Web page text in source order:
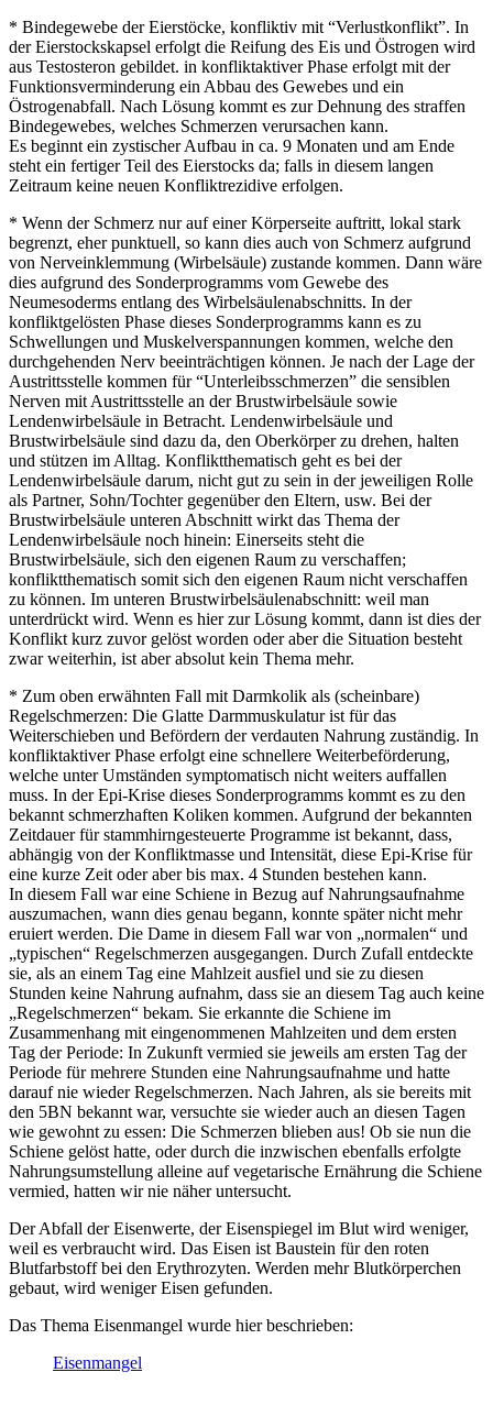
* Bindegewebe der Eierstöcke, konfliktiv mit “Verlustkonflikt”. In
der Eierstockskapsel erfolgt die Reifung des Eis und Östrogen wird
aus Testosteron gebildet. in konfliktaktiver Phase erfolgt mit der
Funktionsverminderung ein Abbau des Gewebes und ein
Östrogenabfall. Nach Lösung kommt es zur Dehnung des straffen
Bindegewebes, welches Schmerzen verursachen kann.
Es beginnt ein zystischer Aufbau in ca. 9 Monaten und am Ende
steht ein fertiger Teil des Eierstocks da; falls in diesem langen
Zeitraum keine neuen Konfliktrezidive erfolgen.
* Wenn der Schmerz nur auf einer Körperseite auftritt, lokal stark
begrenzt, eher punktuell, so kann dies auch von Schmerz aufgrund
von Nerveinklemmung (Wirbelsäule) zustande kommen. Dann wäre
dies aufgrund des Sonderprogramms vom Gewebe des
Neumesoderms entlang des Wirbelsäulenabschnitts. In der
konfliktgelösten Phase dieses Sonderprogramms kann es zu
Schwellungen und Muskelverspannungen kommen, welche den
durchgehenden Nerv beeinträchtigen können. Je nach der Lage der
Austrittsstelle kommen für “Unterleibsschmerzen” die sensiblen
Nerven mit Austrittsstelle an der Brustwirbelsäule sowie
Lendenwirbelsäule in Betracht. Lendenwirbelsäule und
Brustwirbelsäule sind dazu da, den Oberkörper zu drehen, halten
und stützen im Alltag. Konfliktthematisch geht es bei der
Lendenwirbelsäule darum, nicht gut zu sein in der jeweiligen Rolle
als Partner, Sohn/Tochter gegenüber den Eltern, usw. Bei der
Brustwirbelsäule unteren Abschnitt wirkt das Thema der
Lendenwirbelsäule noch hinein: Einerseits steht die
Brustwirbelsäule, sich den eigenen Raum zu verschaffen;
konfliktthematisch somit sich den eigenen Raum nicht verschaffen
zu können. Im unteren Brustwirbelsäulenabschnitt: weil man
unterdrückt wird. Wenn es hier zur Lösung kommt, dann ist dies der
Konflikt kurz zuvor gelöst worden oder aber die Situation besteht
zwar weiterhin, ist aber absolut kein Thema mehr.
* Zum oben erwähnten Fall mit Darmkolik als (scheinbare)
Regelschmerzen: Die Glatte Darmmuskulatur ist für das
Weiterschieben und Befördern der verdauten Nahrung zuständig. In
konfliktaktiver Phase erfolgt eine schnellere Weiterbeförderung,
welche unter Umständen symptomatisch nicht weiters auffallen
muss. In der Epi-Krise dieses Sonderprogramms kommt es zu den
bekannt schmerzhaften Koliken kommen. Aufgrund der bekannten
Zeitdauer für stammhirngesteuerte Programme ist bekannt, dass,
abhängig von der Konfliktmasse und Intensität, diese Epi-Krise für
eine kurze Zeit oder aber bis max. 4 Stunden bestehen kann.
In diesem Fall war eine Schiene in Bezug auf Nahrungsaufnahme
auszumachen, wann dies genau begann, konnte später nicht mehr
eruiert werden. Die Dame in diesem Fall war von „normalen“ und
„typischen“ Regelschmerzen ausgegangen. Durch Zufall entdeckte
sie, als an einem Tag eine Mahlzeit ausfiel und sie zu diesen
Stunden keine Nahrung aufnahm, dass sie an diesem Tag auch keine
„Regelschmerzen“ bekam. Sie erkannte die Schiene im
Zusammenhang mit eingenommenen Mahlzeiten und dem ersten
Tag der Periode: In Zukunft vermied sie jeweils am ersten Tag der
Periode für mehrere Stunden eine Nahrungsaufnahme und hatte
darauf nie wieder Regelschmerzen. Nach Jahren, als sie bereits mit
den 5BN bekannt war, versuchte sie wieder auch an diesen Tagen
wie gewohnt zu essen: Die Schmerzen blieben aus! Ob sie nun die
Schiene gelöst hatte, oder durch die inzwischen ebenfalls erfolgte
Nahrungsumstellung alleine auf vegetarische Ernährung die Schiene
vermied, hatten wir nie näher untersucht.
Der Abfall der Eisenwerte, der Eisenspiegel im Blut wird weniger,
weil es verbraucht wird. Das Eisen ist Baustein für den roten
Blutfarbstoff bei den Erythrozyten. Werden mehr Blutkörperchen
gebaut, wird weniger Eisen gefunden.
Das Thema Eisenmangel wurde hier beschrieben:
Eisenmangel